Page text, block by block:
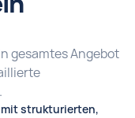
gesamtes Angebot
strukturierten,